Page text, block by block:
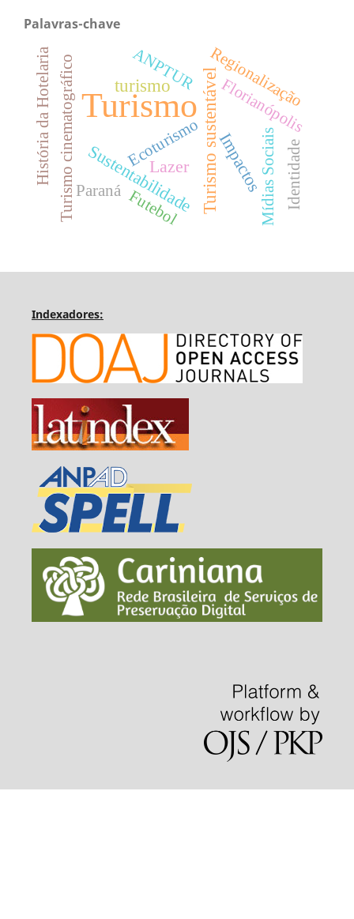
Palavras-chave
TurismoTurismo sustentável
turismo
Impactos
Lazer
Sustentabilidade
Ecoturismo
Florianópolis
Turismo cinematográfico Mídias Sociais
Regionalização
Paraná Identidade
História da Hotelaria
Futebol
ANPTUR
Indexadores: